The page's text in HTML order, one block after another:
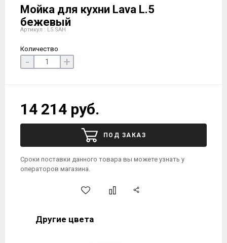
Мойка для кухни Lava L.5
бежевый
Артикул : L5.SAH
Количество
- +
14 214 руб.
ПОД ЗАКАЗ
Сроки поставки данного товара вы можете узнать у
операторов магазина.
Другие цвета